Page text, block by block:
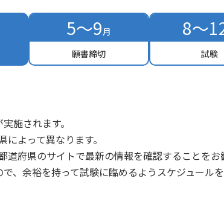
5～9月
願書締切
8～
試験
施されます。
よって異なります。
府県のサイトで最新の情報を確認することをお
、余裕を持って試験に臨めるようスケジュール